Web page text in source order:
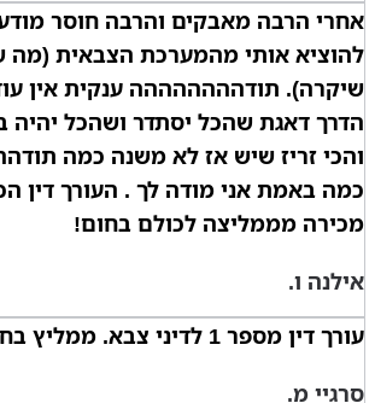
אחרי הרבה מאבקים והרבה חוסר
להוציא אותי מהמערכת הצבאית (מה
שיקרה). תודהההההההה ענקית אין
הדרך דאגת שהכל יסתדר ושהכל יהיה
והכי זריז שיש אז לא משנה כמה
כמה באמת אני מודה לך . העורך דין
מכירה מממליצה לכולם בחום!
אילנה ו.
עורך דין מספר 1 לדיני צבא. ממליץ בחום!!!
סרגיי מ.